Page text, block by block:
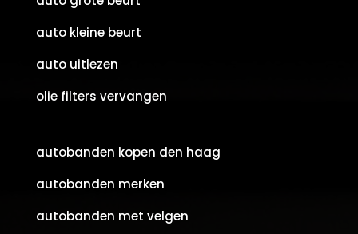
auto kleine beurt
auto uitlezen
olie filters vervangen
autobanden kopen den haag
autobanden merken
autobanden met velgen